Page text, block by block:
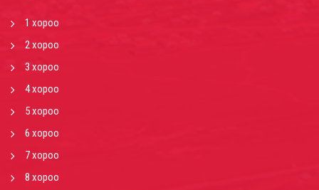
1 хороо
2 хороо
3 хороо
4 хороо
5 хороо
6 хороо
7 хороо
8 хороо